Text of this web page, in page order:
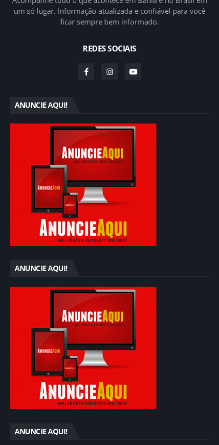
um só lugar. Informação atualizada e confiável para você
ficar sempre bem informado.
REDES SOCIAIS
ANUNCIE AQUI!
ANUNCIE AQUI!
ANUNCIE AQUI!